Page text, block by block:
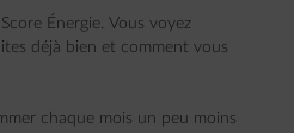
Énergie. Vous voyez
déjà bien et comment vous
chaque mois un peu moins